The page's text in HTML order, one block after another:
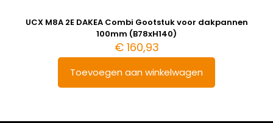
UCX M8A 2E DAKEA Combi Gootstuk voor dakpannen
100mm (B78xH140)
€160,93
Toevoegen aan winkelwagen